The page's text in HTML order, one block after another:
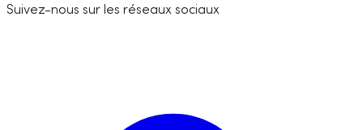
Suivez-nous sur les réseaux sociaux